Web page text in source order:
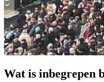
Wat is inbegrepen